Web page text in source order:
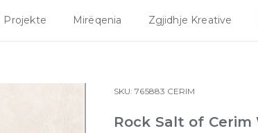
Projekte Mirëqenia Zgjidhje Kreative
SKU:765883 CERIM
Rock Salt of